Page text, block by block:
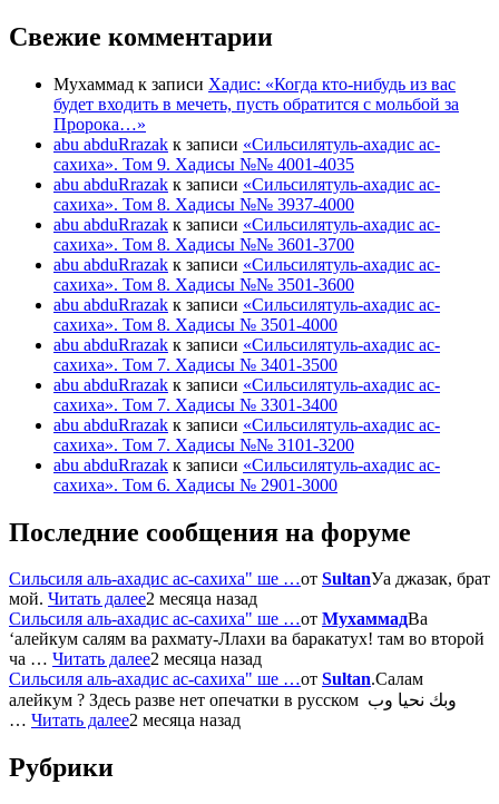
Свежие комментарии
Мухаммад к записи Хадис: «Когда кто-нибудь из вас
будет входить в мечеть, пусть обратится с мольбой за
Пророка…»
abu abduRrazak к записи «Сильсилятуль-ахадис ас-
сахиха». Том 9. Хадисы №№ 4001-4035
abu abduRrazak к записи «Сильсилятуль-ахадис ас-
сахиха». Том 8. Хадисы №№ 3937-4000
abu abduRrazak к записи «Сильсилятуль-ахадис ас-
сахиха». Том 8. Хадисы №№ 3601-3700
abu abduRrazak к записи «Сильсилятуль-ахадис ас-
сахиха». Том 8. Хадисы №№ 3501-3600
abu abduRrazak к записи «Сильсилятуль-ахадис ас-
сахиха». Том 8. Хадисы № 3501-4000
abu abduRrazak к записи «Сильсилятуль-ахадис ас-
сахиха». Том 7. Хадисы № 3401-3500
abu abduRrazak к записи «Сильсилятуль-ахадис ас-
сахиха». Том 7. Хадисы № 3301-3400
abu abduRrazak к записи «Сильсилятуль-ахадис ас-
сахиха». Том 7. Хадисы №№ 3101-3200
abu abduRrazak к записи «Сильсилятуль-ахадис ас-
сахиха». Том 6. Хадисы № 2901-3000
Последние сообщения на форуме
Сильсиля аль-ахадис ас-сахиха" ше …от SultanУа джазак, брат
мой. Читать далее2 месяца назад
Сильсиля аль-ахадис ас-сахиха" ше …от МухаммадВа
‘алейкум салям ва рахмату-Ллахи ва баракатух! там во второй
ча … Читать далее2 месяца назад
Сильсиля аль-ахадис ас-сахиха" ше …от Sultan.Салам
алейкум ? Здесь разве нет опечатки в русском وبك نحيا وب
… Читать далее2 месяца назад
Рубрики